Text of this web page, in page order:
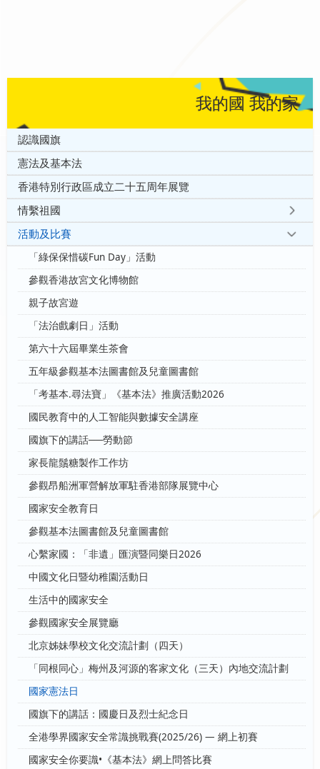
我的國 我的家
認識國旗
憲法及基本法
香港特別行政區成立二十五周年展覽
情繫祖國
活動及比賽
「綠保保惜碳Fun Day」活動
參觀香港故宮文化博物館
親子故宮遊
「法治戲劇日」活動
第六十六屆畢業生茶會
五年級參觀基本法圖書館及兒童圖書館
「考基本.尋法寶」《基本法》推廣活動2026
國民教育中的人工智能與數據安全講座
國旗下的講話──勞動節
家長龍鬚糖製作工作坊
參觀昂船洲軍營解放軍駐香港部隊展覽中心
國家安全教育日
參觀基本法圖書館及兒童圖書館
心繫家國：「非遺」匯演暨同樂日2026
中國文化日暨幼稚園活動日
生活中的國家安全
參觀國家安全展覽廳
北京姊妹學校文化交流計劃（四天）
「同根同心」梅州及河源的客家文化（三天）內地交流計劃
國家憲法日
國旗下的講話：國慶日及烈士紀念日
全港學界國家安全常識挑戰賽(2025/26) — 網上初賽
國家安全你要識•《基本法》網上問答比賽